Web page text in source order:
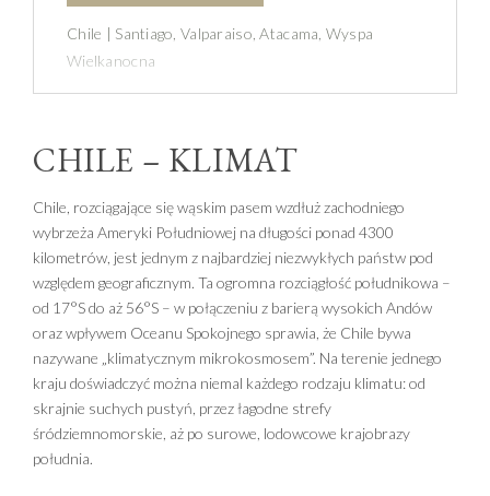
Chile | Santiago, Valparaiso, Atacama, Wyspa
Wielkanocna
CHILE – KLIMAT
Chile, rozciągające się wąskim pasem wzdłuż zachodniego
wybrzeża Ameryki Południowej na długości ponad 4300
kilometrów, jest jednym z najbardziej niezwykłych państw pod
względem geograficznym. Ta ogromna rozciągłość południkowa –
od 17°S do aż 56°S – w połączeniu z barierą wysokich Andów
oraz wpływem Oceanu Spokojnego sprawia, że Chile bywa
nazywane „klimatycznym mikrokosmosem”. Na terenie jednego
kraju doświadczyć można niemal każdego rodzaju klimatu: od
skrajnie suchych pustyń, przez łagodne strefy
śródziemnomorskie, aż po surowe, lodowcowe krajobrazy
południa.